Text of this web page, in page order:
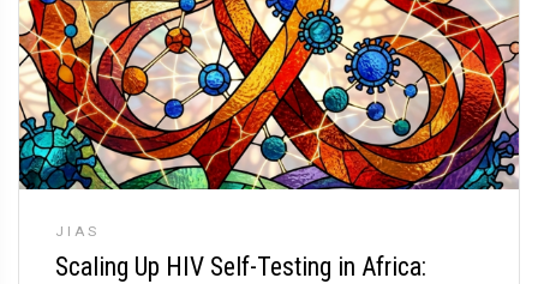
JIAS
Scaling Up HIV Self-Testing in Africa: